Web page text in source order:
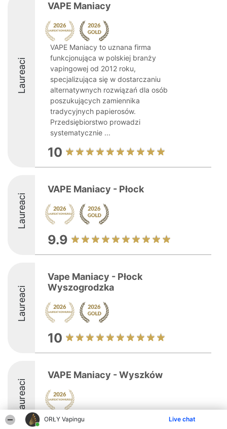
ORŁY Vapingu Live chat
Laureaci
VAPE Maniacy
VAPE Maniacy to uznana firma
funkcjonująca w polskiej branży
vapingowej od 2012 roku,
specjalizująca się w dostarczaniu
alternatywnych rozwiązań dla osób
poszukujących zamiennika
tradycyjnych papierosów.
Przedsiębiorstwo prowadzi
systematycznie ...
10
Laureaci
VAPE Maniacy - Płock
9.9
Laureaci
Vape Maniacy - Płock
Wyszogrodzka
10
Laureaci
VAPE Maniacy - Wyszków
9.2